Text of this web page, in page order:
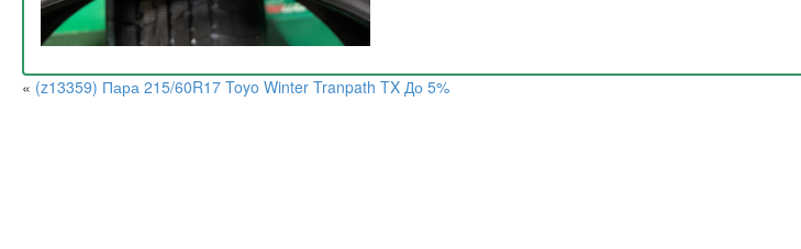
« (z13359) Пара 215/60R17 Toyo Winter Tranpath TX До 5%